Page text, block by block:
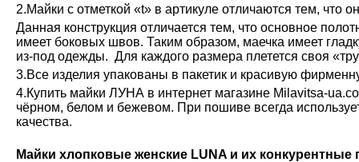
2.Майки с отметкой «t» в артикуле отличаются тем, что
Данная конструкция отличается тем, что основное
имеет боковых швов. Таким образом, маечка имеет
из-под одежды. Для каждого размера плетется своя
3.Все изделия упакованы в пакетик и красивую
4.Купить майки ЛУНА в интернет магазине Milavitsa-
чёрном, белом и бежевом. При пошиве всегда
качества.
Майки хлопковые женские LUNA и их конкурентные